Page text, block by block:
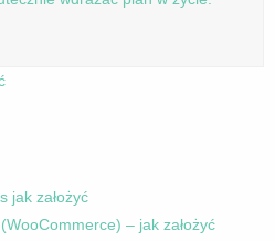
– jak założyć